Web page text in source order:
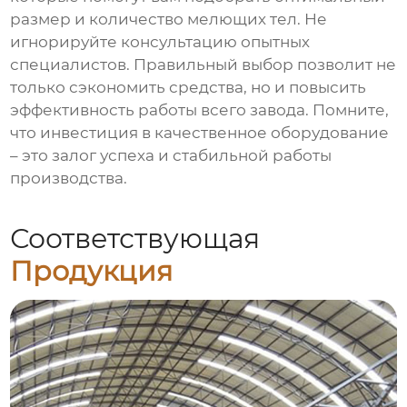
размер и количество мелющих тел. Не
игнорируйте консультацию опытных
специалистов. Правильный выбор позволит не
только сэкономить средства, но и повысить
эффективность работы всего завода. Помните,
что инвестиция в качественное оборудование
– это залог успеха и стабильной работы
производства.
Соответствующая
Продукция